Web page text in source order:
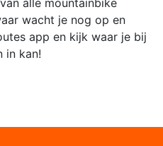
wacht je nog op en
app en kijk waar je bij
in kan!